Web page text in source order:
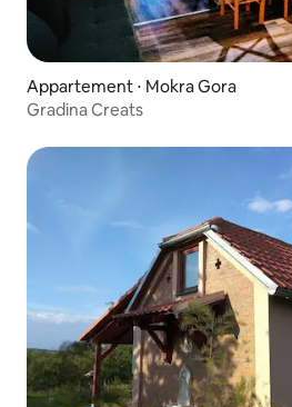
Appartement ⋅ Mokra Gora
Gradina Creats